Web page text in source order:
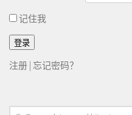
记住我
注册 | 忘记密码？